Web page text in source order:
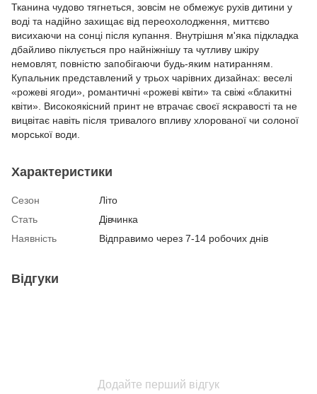
Тканина чудово тягнеться, зовсім не обмежує рухів дитини у
воді та надійно захищає від переохолодження, миттєво
висихаючи на сонці після купання. Внутрішня м'яка підкладка
дбайливо піклується про найніжнішу та чутливу шкіру
немовлят, повністю запобігаючи будь-яким натиранням.
Купальник представлений у трьох чарівних дизайнах: веселі
«рожеві ягоди», романтичні «рожеві квіти» та свіжі «блакитні
квіти». Високоякісний принт не втрачає своєї яскравості та не
вицвітає навіть після тривалого впливу хлорованої чи солоної
морської води.
Характеристики
Сезон
Літо
Стать
Дівчинка
Наявність
Відправимо через 7-14 робочих днів
Відгуки
Додайте перший відгук